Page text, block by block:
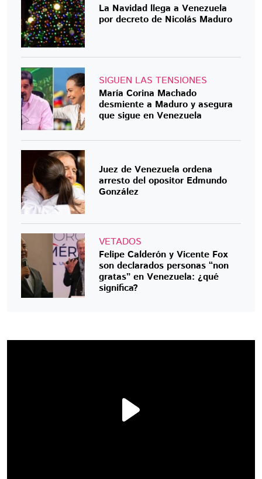
La Navidad llega a Venezuela
por decreto de Nicolás Maduro
SIGUEN LAS TENSIONES
María Corina Machado
desmiente a Maduro y asegura
que sigue en Venezuela
Juez de Venezuela ordena
arresto del opositor Edmundo
González
VETADOS
Felipe Calderón y Vicente Fox
son declarados personas “non
gratas” en Venezuela: ¿qué
significa?